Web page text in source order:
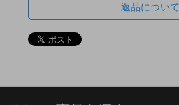
返品について